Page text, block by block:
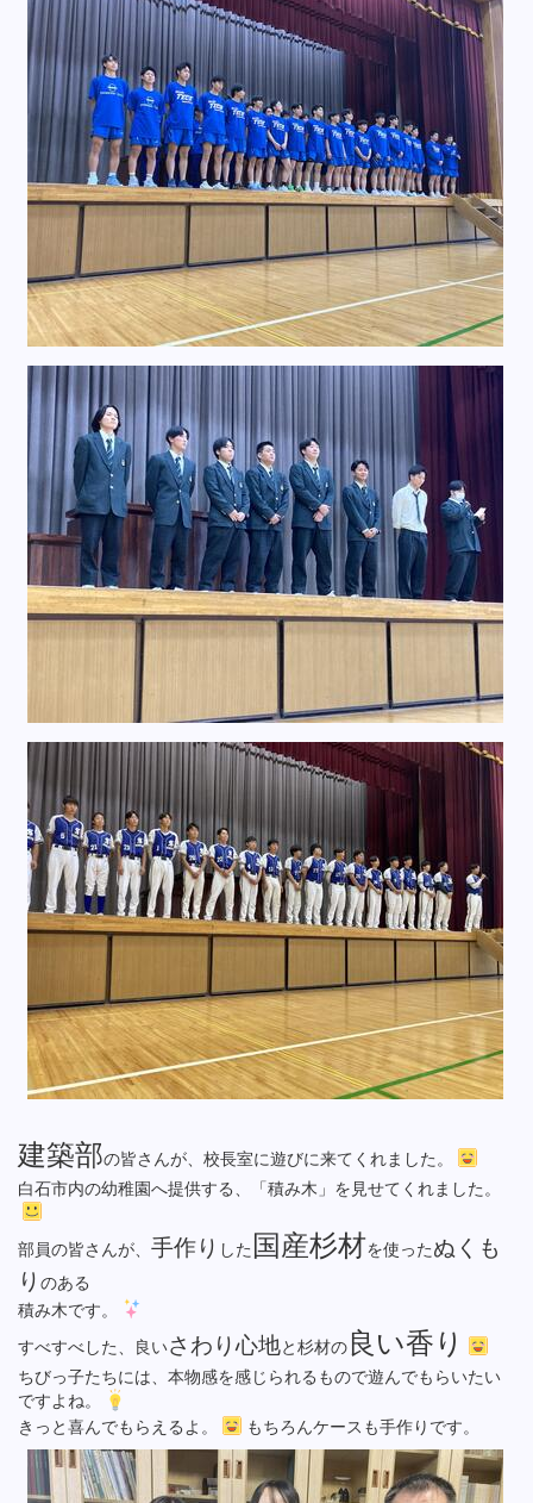
建築部の皆さんが、校長室に遊びに来てくれました。
白石市内の幼稚園へ提供する、「積み木」を見せてくれました。
部員の皆さんが、 手作り した 国産杉材を使ったぬくも
り のある
積み木です。
すべすべした、良いさわり心地と杉材の 良い香り
ちびっ子たちには、本物感を感じられるもので遊んでもらいたい
ですよね。
きっと喜んでもらえるよ。
もちろんケースも手作りです。